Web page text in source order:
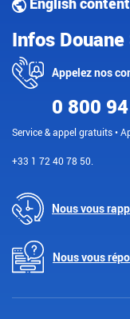
Infos
Appelez nos
0 800
Service & appel gratuits •
+33 1 72 40 78 50.
Nous vous
Nous vous